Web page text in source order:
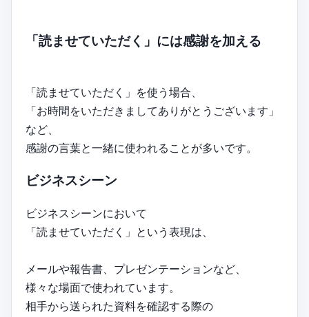
「読ませていただく」には感謝を加える
「読ませていただく」を使う場合、
「お時間をいただきましてありがとうございます」
など、
感謝の言葉と一緒に使われることが多いです。
ビジネスシーン
ビジネスシーンにおいて
「読ませていただく」という表現は、
メールや報告書、プレゼンテーションなど、
様々な場面で使われています。
相手から送られた資料を確認する際の